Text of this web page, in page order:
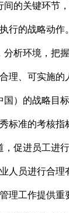
间的关键环节
行的战略动作。
分析环境，把
理、可实施的
国）的战略目
标准的考核指
促进员工进
人员进行合理
理工作提供重